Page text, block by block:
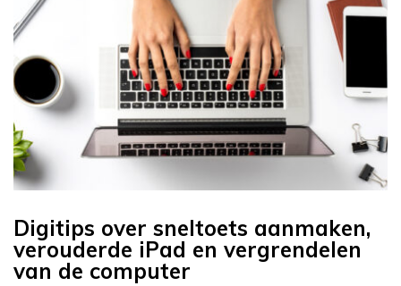
Digitips over sneltoets aanmaken,
verouderde iPad en vergrendelen
van de computer